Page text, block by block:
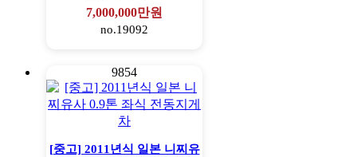
7,000,000만원
no.19092
9854
[중고] 2011년식 일본 니찌유